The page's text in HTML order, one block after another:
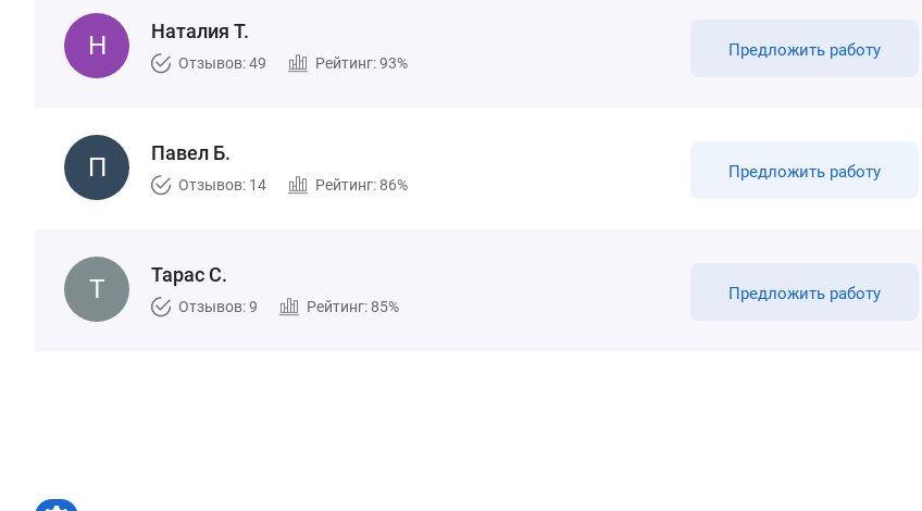
Наталия Т.
Отзывов: 49 Рейтинг: 93%
Предложить работу
Павел Б.
Отзывов: 14 Рейтинг: 86%
Предложить работу
Тарас С.
Отзывов: 9 Рейтинг: 85%
Предложить работу